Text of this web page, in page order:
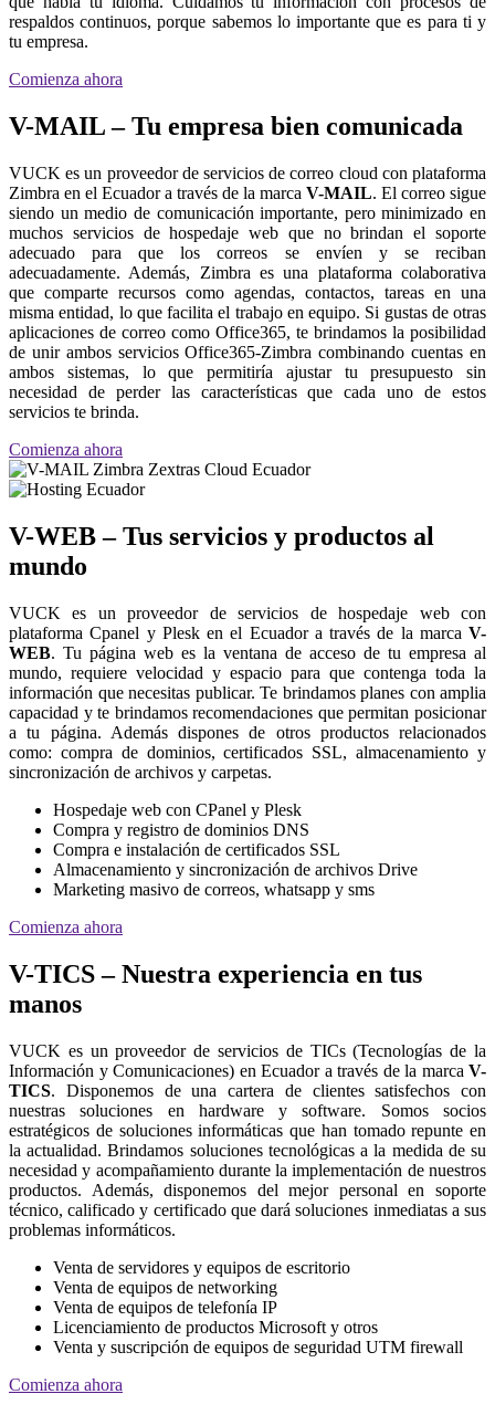
respaldos continuos, porque sabemos lo importante que es para ti y
tu empresa.
Comienza ahora
V-MAIL – Tu empresa bien comunicada
VUCK es un proveedor de servicios de correo cloud con plataforma
Zimbra en el Ecuador a través de la marca V-MAIL. El correo sigue
siendo un medio de comunicación importante, pero minimizado en
muchos servicios de hospedaje web que no brindan el soporte
adecuado para que los correos se envíen y se reciban
adecuadamente. Además, Zimbra es una plataforma colaborativa
que comparte recursos como agendas, contactos, tareas en una
misma entidad, lo que facilita el trabajo en equipo. Si gustas de otras
aplicaciones de correo como Office365, te brindamos la posibilidad
de unir ambos servicios Office365-Zimbra combinando cuentas en
ambos sistemas, lo que permitiría ajustar tu presupuesto sin
necesidad de perder las características que cada uno de estos
servicios te brinda.
Comienza ahora
V-WEB – Tus servicios y productos al
mundo
VUCK es un proveedor de servicios de hospedaje web con
plataforma Cpanel y Plesk en el Ecuador a través de la marca V-
WEB. Tu página web es la ventana de acceso de tu empresa al
mundo, requiere velocidad y espacio para que contenga toda la
información que necesitas publicar. Te brindamos planes con amplia
capacidad y te brindamos recomendaciones que permitan posicionar
a tu página. Además dispones de otros productos relacionados
como: compra de dominios, certificados SSL, almacenamiento y
sincronización de archivos y carpetas.
Hospedaje web con CPanel y Plesk
Compra y registro de dominios DNS
Compra e instalación de certificados SSL
Almacenamiento y sincronización de archivos Drive
Marketing masivo de correos, whatsapp y sms
Comienza ahora
V-TICS – Nuestra experiencia en tus
manos
VUCK es un proveedor de servicios de TICs (Tecnologías de la
Información y Comunicaciones) en Ecuador a través de la marca V-
TICS. Disponemos de una cartera de clientes satisfechos con
nuestras soluciones en hardware y software. Somos socios
estratégicos de soluciones informáticas que han tomado repunte en
la actualidad. Brindamos soluciones tecnológicas a la medida de su
necesidad y acompañamiento durante la implementación de nuestros
productos. Además, disponemos del mejor personal en soporte
técnico, calificado y certificado que dará soluciones inmediatas a sus
problemas informáticos.
Venta de servidores y equipos de escritorio
Venta de equipos de networking
Venta de equipos de telefonía IP
Licenciamiento de productos Microsoft y otros
Venta y suscripción de equipos de seguridad UTM firewall
Comienza ahora